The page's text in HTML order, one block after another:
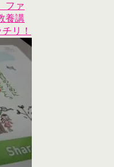
ファ
養講
リ！